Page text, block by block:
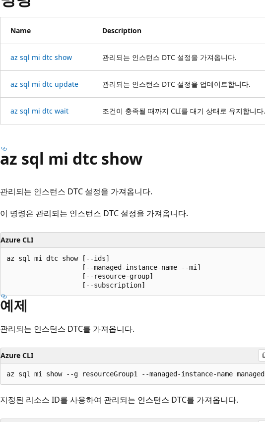
Name Description
az sql mi dtc show 관리되는 인스턴스 DTC 설정을 가져옵니다.
az sql mi dtc update 관리되는 인스턴스 DTC 설정을 업데이트합니다.
az sql mi dtc wait 조건이 충족될 때까지 CLI를 대기 상태로 유지합니다.
az sql mi dtc show
관리되는 인스턴스 DTC 설정을 가져옵니다.
이 명령은 관리되는 인스턴스 DTC 설정을 가져옵니다.
Azure CLI
az sql mi dtc show [--ids]
                   [--managed-instance-name --mi]
                   [--resource-group]
                   [--subscription]
예제
관리되는 인스턴스 DTC를 가져옵니다.
Azure CLI
az sql mi show --g resourceGroup1 --managed-instance-name
지정된 리소스 ID를 사용하여 관리되는 인스턴스 DTC를 가져옵니다.